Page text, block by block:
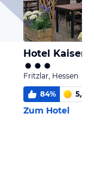
Hotel
Fritzlar, Hessen
84% 5,5
Zum Hotel